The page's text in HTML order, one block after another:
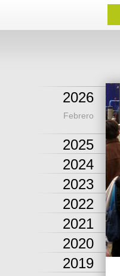
2026
Febrero
2025
2024
2023
2022
2021
2020
2019